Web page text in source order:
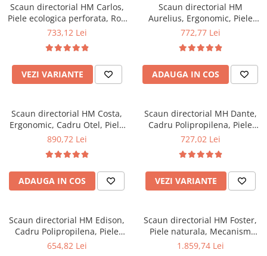
Seturi mobilier hol
Stender haine
Suport pentru umerase
Cuiere
Mese gradinita
Scaune gradinita
Set mese si scaune gradinita
Mobilier copii
Mobila camera copii
Scaune birou pentru copii
Paturi copii
Masa si scaune gradinita
Seturi comode living si dormitor
Scaun directorial HM Carlos,
Piele ecologica perforata, Roti
cauciucate, Inaltime
multiblock, 136 Kg, Bej
733,12 Lei
VEZI VARIANTE
Scaun directorial HM
Aurelius, Ergonomic, Piele
ecologica, Inaltime ajustabila,
balans, 115 kg, 120x65x67 cm
, Alb
772,77 Lei
ADAUGA IN COS
Scaun directorial HM Costa,
Ergonomic, Cadru Otel, Piele
ecologica, Inaltime ajustabila,
124x60x63 cm, Crem
890,72 Lei
ADAUGA IN COS
Scaun directorial MH Dante,
Cadru Polipropilena, Piele
ecologica, Inaltime ajustabila,
119x67x52 cm, Bej
727,02 Lei
VEZI VARIANTE
Scaun directorial HM Edison,
Cadru Polipropilena, Piele
ecologica, Inaltime ajustabila,
654,82 Lei
Scaun directorial HM Foster,
Piele naturala, Mecanism
Multiblock, Suport lombar,
1.859,74 Lei